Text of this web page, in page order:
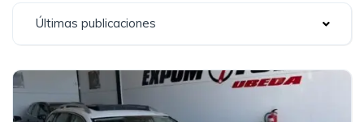
Últimas publicaciones